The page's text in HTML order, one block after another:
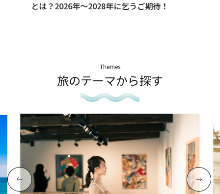
とは？2026年～2028年に乞うご期待！
Themes
旅のテーマから探す